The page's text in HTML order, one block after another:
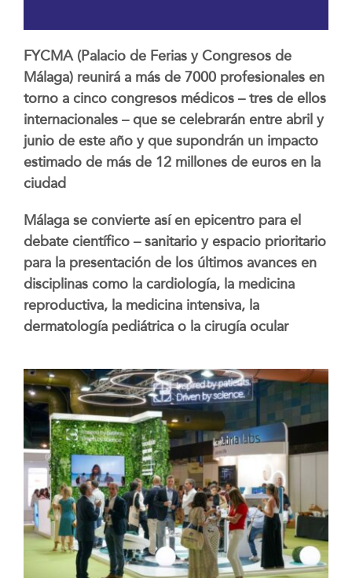
FYCMA (Palacio de Ferias y Congresos de
Málaga) reunirá a más de 7000 profesionales en
torno a cinco congresos médicos – tres de ellos
internacionales – que se celebrarán entre abril y
junio de este año y que supondrán un impacto
estimado de más de 12 millones de euros en la
ciudad
Málaga se convierte así en epicentro para el
debate científico – sanitario y espacio prioritario
para la presentación de los últimos avances en
disciplinas como la cardiología, la medicina
reproductiva, la medicina intensiva, la
dermatología pediátrica o la cirugía ocular